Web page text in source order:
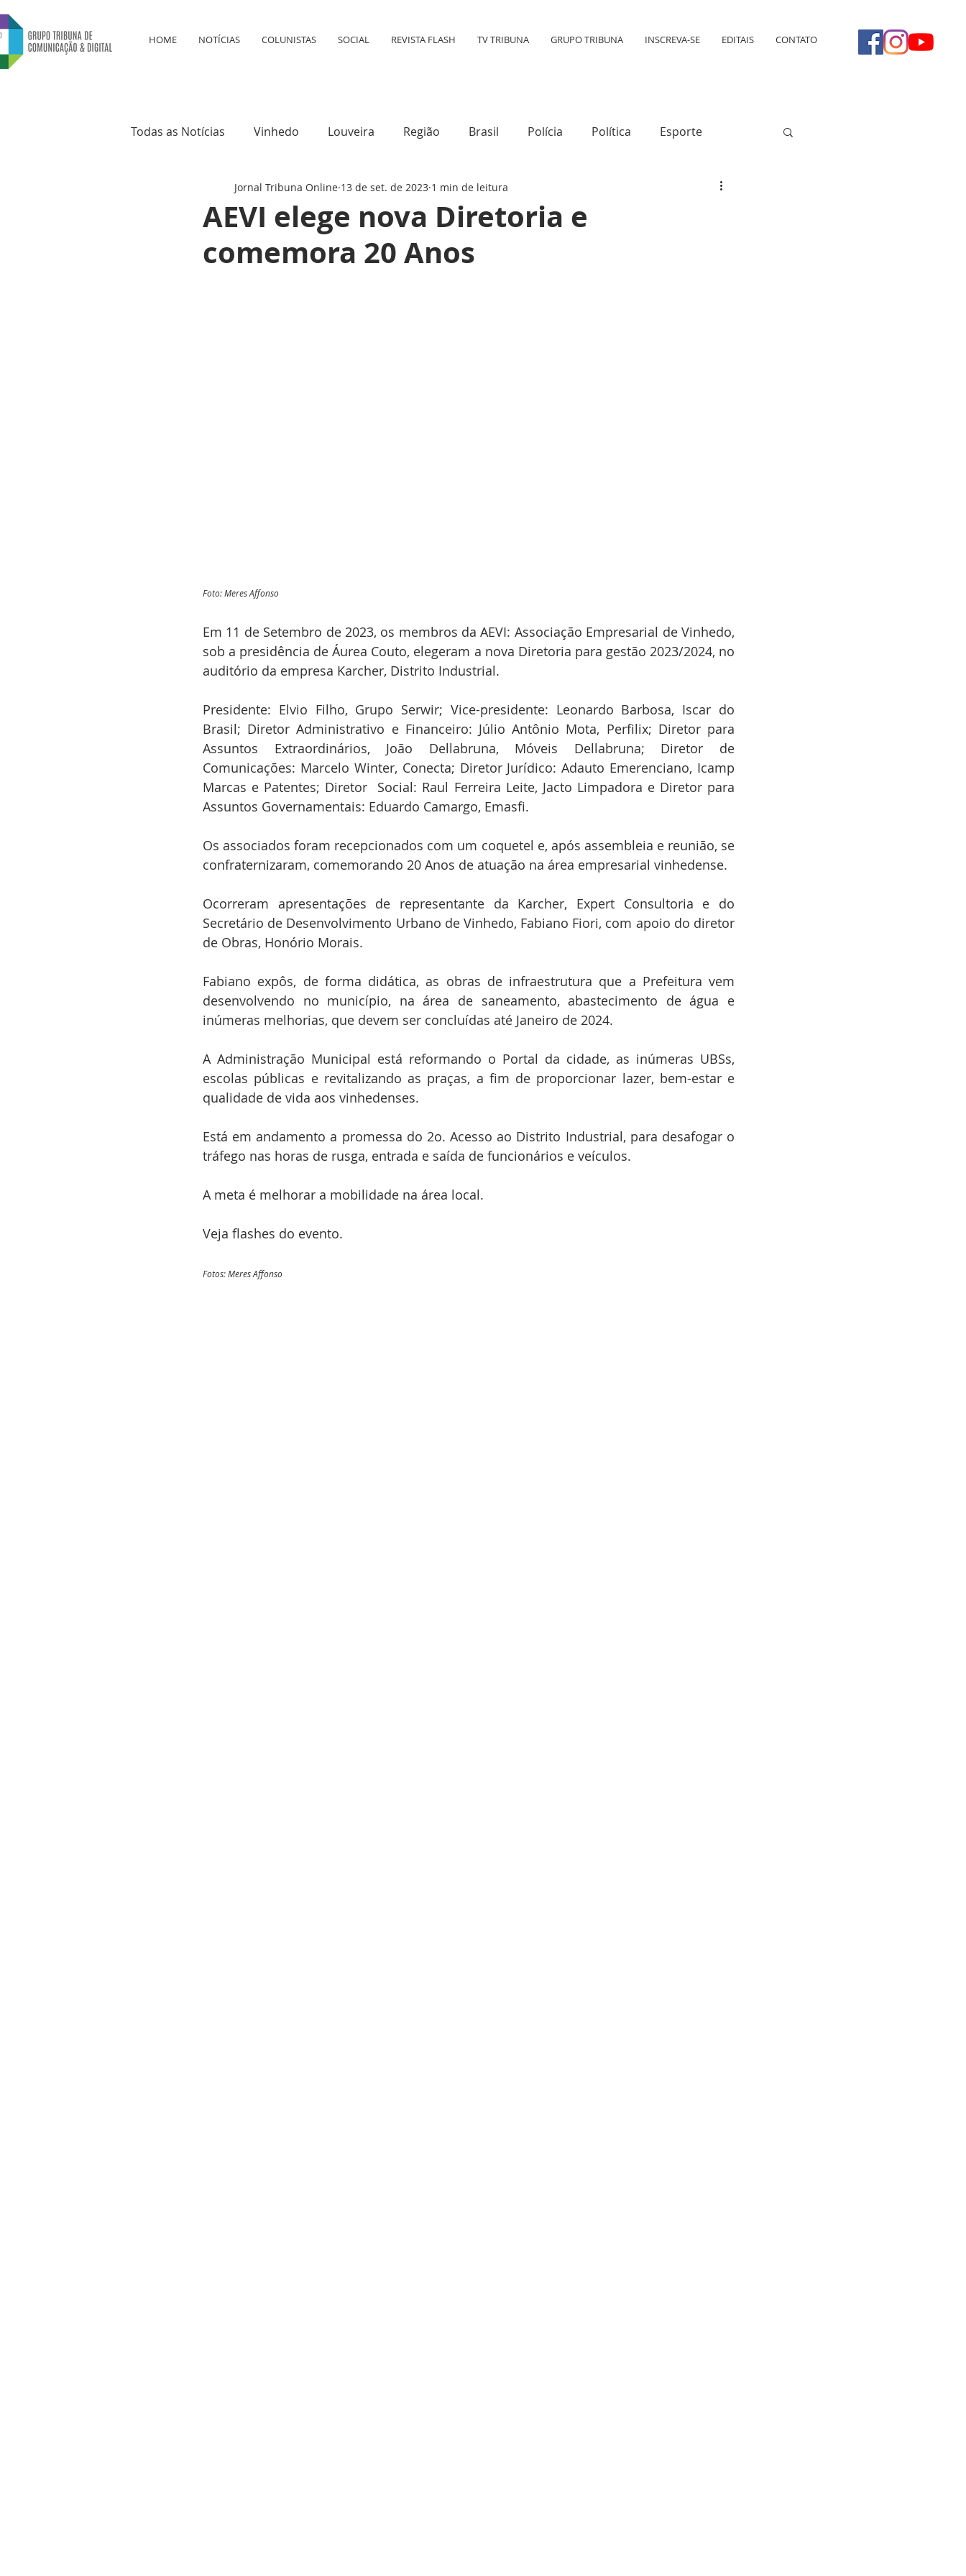
HOME NOTÍCIAS COLUNISTAS SOCIAL REVISTA FLASH TV TRIBUNA GRUPO TRIBUNA INSCREVA-SE EDITAIS CONTATO
Todas as Notícias Vinhedo Louveira Região Brasil Polícia Política Esporte
Saúde Cultura Mundo Destaque
AEVI elege nova Diretoria e
comemora 20 Anos
Jornal Tribuna Online 13 de set. de 2023 1 min de leitura
Foto: Meres Affonso
Em 11 de Setembro de 2023, os membros da AEVI: Associação Empresarial de Vinhedo,
sob a presidência de Áurea Couto, elegeram a nova Diretoria para gestão 2023/2024, no
auditório da empresa Karcher, Distrito Industrial.
Presidente: Elvio Filho, Grupo Serwir; Vice-presidente: Leonardo Barbosa, Iscar do
Brasil; Diretor Administrativo e Financeiro: Júlio Antônio Mota, Perfilix; Diretor para
Assuntos Extraordinários, João Dellabruna, Móveis Dellabruna; Diretor de
Comunicações: Marcelo Winter, Conecta; Diretor Jurídico: Adauto Emerenciano, Icamp
Marcas e Patentes; Diretor  Social: Raul Ferreira Leite, Jacto Limpadora e Diretor para
Assuntos Governamentais: Eduardo Camargo, Emasfi.
Os associados foram recepcionados com um coquetel e, após assembleia e reunião, se
confraternizaram, comemorando 20 Anos de atuação na área empresarial vinhedense.
Ocorreram apresentações de representante da Karcher, Expert Consultoria e do
Secretário de Desenvolvimento Urbano de Vinhedo, Fabiano Fiori, com apoio do diretor
de Obras, Honório Morais.
Fabiano expôs, de forma didática, as obras de infraestrutura que a Prefeitura vem
desenvolvendo no município, na área de saneamento, abastecimento de água e
inúmeras melhorias, que devem ser concluídas até Janeiro de 2024.
A Administração Municipal está reformando o Portal da cidade, as inúmeras UBSs,
escolas públicas e revitalizando as praças, a fim de proporcionar lazer, bem-estar e
qualidade de vida aos vinhedenses.
Está em andamento a promessa do 2o. Acesso ao Distrito Industrial, para desafogar o
tráfego nas horas de rusga, entrada e saída de funcionários e veículos.
A meta é melhorar a mobilidade na área local.
Veja flashes do evento.
Fotos: Meres Affonso